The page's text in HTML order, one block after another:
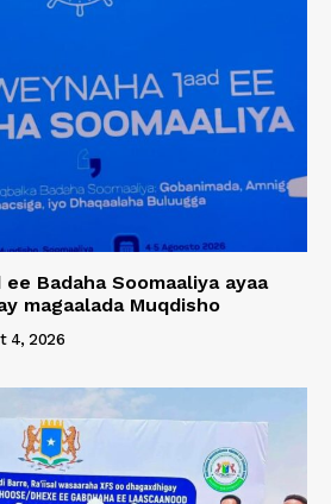
Badaha Soomaaliya ayaa
magaalada Muqdisho
4, 2026